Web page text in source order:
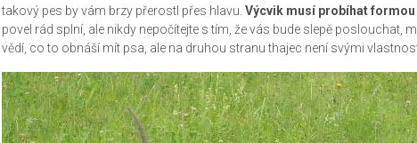
takový pes by vám brzy přerostl přes hlavu. Výcvik musí probíhat
povel rád splní, ale nikdy nepočítejte s tím, že vás bude slepě poslouchat,
vědí, co to obnáší mít psa, ale na druhou stranu thajec není svými